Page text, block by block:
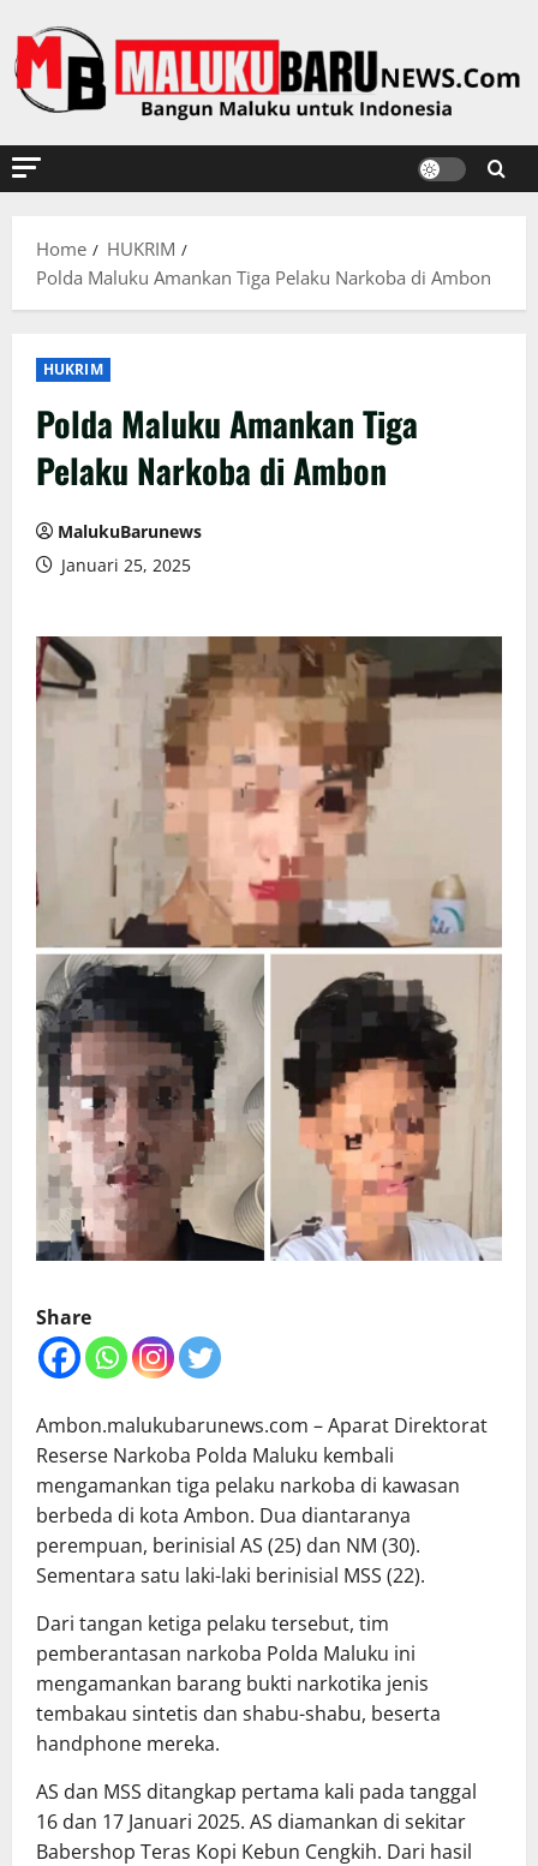
to
content
Home
HUKRIM
Polda Maluku Amankan Tiga Pelaku Narkoba di Ambon
HUKRIM
Polda Maluku Amankan Tiga
Pelaku Narkoba di Ambon
MalukuBarunews
Januari 25, 2025
Share
Ambon.malukubarunews.com – Aparat Direktorat
Reserse Narkoba Polda Maluku kembali
mengamankan tiga pelaku narkoba di kawasan
berbeda di kota Ambon. Dua diantaranya
perempuan, berinisial AS (25) dan NM (30).
Sementara satu laki-laki berinisial MSS (22).
Dari tangan ketiga pelaku tersebut, tim
pemberantasan narkoba Polda Maluku ini
mengamankan barang bukti narkotika jenis
tembakau sintetis dan shabu-shabu, beserta
handphone mereka.
AS dan MSS ditangkap pertama kali pada tanggal
16 dan 17 Januari 2025. AS diamankan di sekitar
Babershop Teras Kopi Kebun Cengkih. Dari hasil